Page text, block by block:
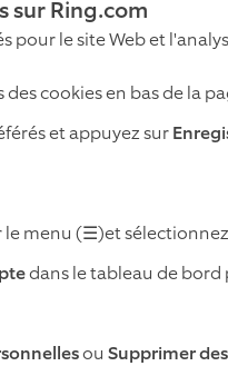
sur Ring.com
pour le site Web et
cookies en bas de la
et appuyez sur
le menu (☰)et sélectionnez
dans le tableau de
ou Supprimer